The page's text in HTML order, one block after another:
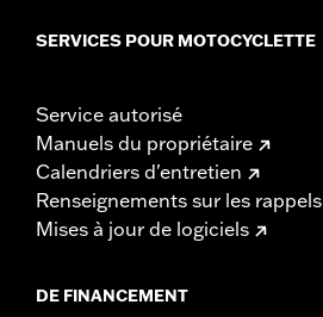
SERVICES POUR MOTOCYCLETTE
Service autorisé
Manuels du propriétaire
Calendriers d'entretien
Renseignements sur les rappels
Mises à jour de logiciels
DE FINANCEMENT